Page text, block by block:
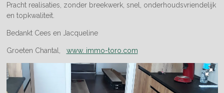
Pracht realisaties, zonder breekwerk, snel, onderhoudsvriendelijk
en topkwaliteit.
Bedankt Cees en Jacqueline
Groeten Chantal, www. immo-toro.com